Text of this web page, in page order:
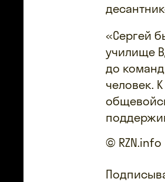
«Сергей
училище
до
человек.
© RZN.info